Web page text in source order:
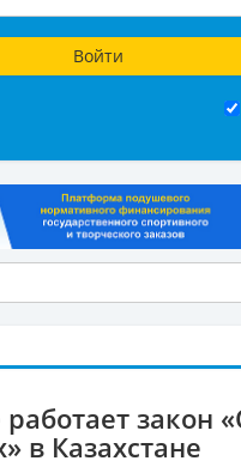
закон
в Казахстане